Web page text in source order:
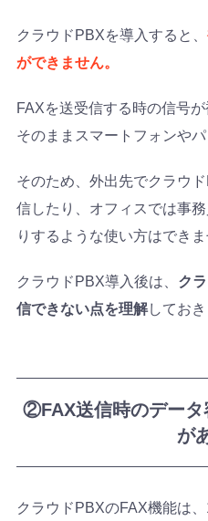
クラウドPBXを導入すると、
ができません。
FAXを送受信する時の信号
そのままスマートフォンや
そのため、外出先でクラウ
信したり、オフィスでは事
りするような使い方はできま
クラウドPBX導入後は、 ク
信できない点を理解しておき
②FAX送信時のデータ
が
クラウドPBXのFAX機能は